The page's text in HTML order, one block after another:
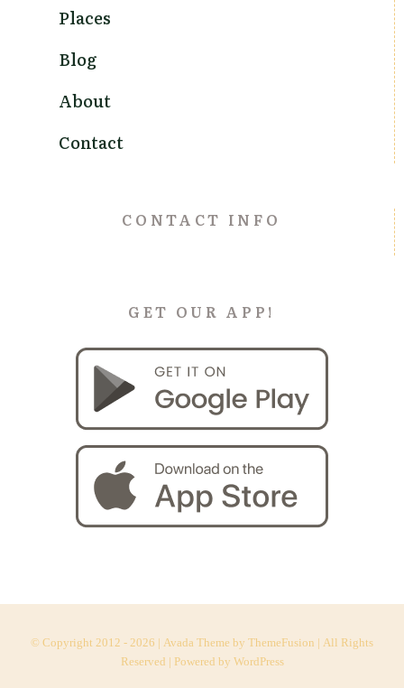
Places
Blog
About
Contact
CONTACT INFO
GET OUR APP!
© Copyright 2012 - 2026 | Avada Theme by ThemeFusion | All Rights
Reserved | Powered by WordPress